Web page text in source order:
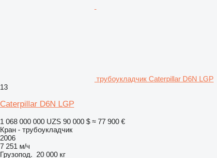
трубоукладчик Caterpillar D6N LGP
13
Caterpillar D6N LGP
1 068 000 000 UZS 90 000 $ ≈ 77 900 €
Кран - трубоукладчик
2006
7 251 м/ч
Грузопод. 20 000 кг